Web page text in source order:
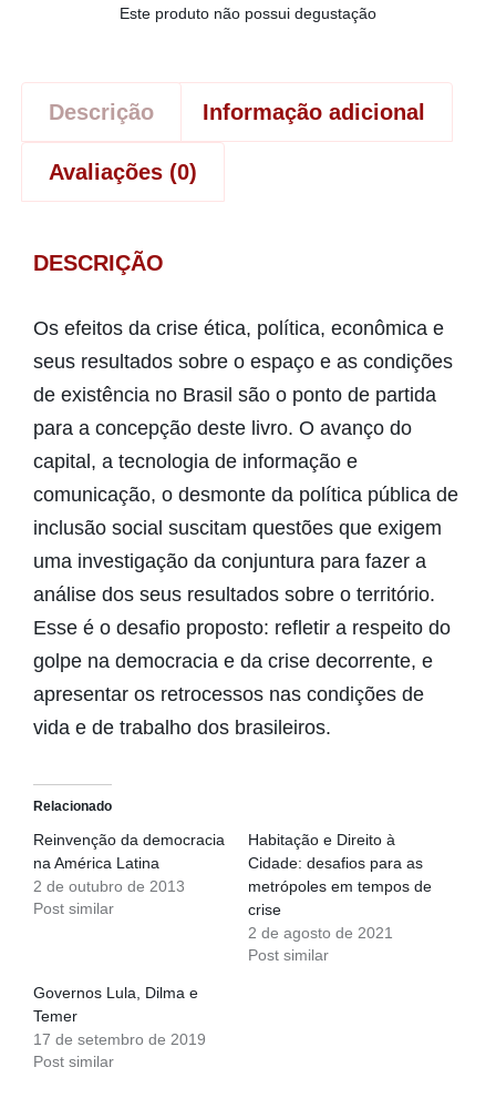
Este produto não possui degustação
Descrição Informação adicional
Avaliações (0)
DESCRIÇÃO
Os efeitos da crise ética, política, econômica e
seus resultados sobre o espaço e as condições
de existência no Brasil são o ponto de partida
para a concepção deste livro. O avanço do
capital, a tecnologia de informação e
comunicação, o desmonte da política pública de
inclusão social suscitam questões que exigem
uma investigação da conjuntura para fazer a
análise dos seus resultados sobre o território.
Esse é o desafio proposto: refletir a respeito do
golpe na democracia e da crise decorrente, e
apresentar os retrocessos nas condições de
vida e de trabalho dos brasileiros.
Relacionado
Reinvenção da democracia
na América Latina
2 de outubro de 2013
Post similar
Habitação e Direito à
Cidade: desafios para as
metrópoles em tempos de
crise
2 de agosto de 2021
Post similar
Governos Lula, Dilma e
Temer
17 de setembro de 2019
Post similar